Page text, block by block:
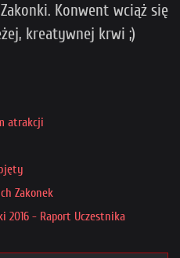
Konwent wciąż się
kreatywnej krwi ;)
atrakcji
Zakonek
2016 - Raport Uczestnika